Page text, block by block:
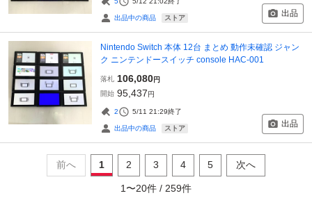
出品中の商品 ストア 出品
Nintendo Switch 本体 12台 まとめ 動作未確認 ジャン
ク ニンテンドースイッチ console HAC-001
落札 106,080円
開始 95,437円
2 5/11 21:29終了
出品中の商品 ストア 出品
前へ 1 2 3 4 5 次へ
1 〜20件 / 259件